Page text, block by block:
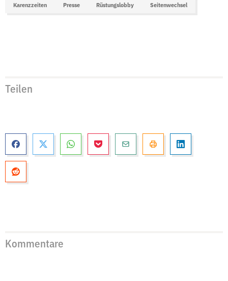
Karenzzeiten Presse Rüstungslobby Seitenwechsel
Teilen
Kommentare